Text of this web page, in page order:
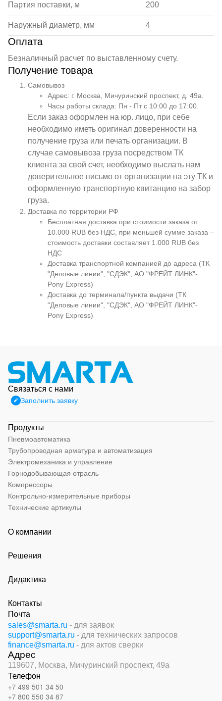
Партия поставки, м 200
Наружный диаметр, мм 4
Оплата
Безналичный расчет по выставленному счету.
Получение товара
Самовывоз
Адрес: г. Москва, Мичуринский проспект, д. 49а.
Часы работы склада: Пн - Пт с 10:00 до 17:00.
Если заказ оформлен на юр. лицо, при себе
необходимо иметь оригинал доверенности на
получение груза или печать организации. В
случае самовывоза груза посредством ТК
клиента за свой счет, необходимо выслать нам
доверительное письмо от организации на эту ТК и
оформленную транспортную квитанцию на забор
груза.
Доставка по территории РФ
Бесплатная доставка при стоимости заказа от
10.000 RUB без НДС, при меньшей сумме заказа –
стоимость доставки составляет 1.000 RUB без
НДС
Доставка транспортной компанией до адреса (ТК
"Деловые линии", "СДЭК", АО "ФРЕЙТ ЛИНК"-
Pony Express)
Доставка до терминала/пункта выдачи (ТК
"Деловые линии", "СДЭК", АО "ФРЕЙТ ЛИНК"-
Pony Express)
Связаться с нами
Заполнить заявку
Продукты
Пневмоавтоматика
Трубопроводная арматура и автоматизация
Электромеханика и управление
Горнодобывающая отрасль
Компрессоры
Контрольно-измерительные приборы
Технические артикулы
О компании
Решения
Дидактика
Контакты
Почта
sales@smarta.ru - для заявок
support@smarta.ru - для технических запросов
finance@smarta.ru - для актов сверки
Адрес
119607, Москва, Мичуринский проспект, 49а
Телефон
+7 499 501 34 50
+7 800 550 34 87